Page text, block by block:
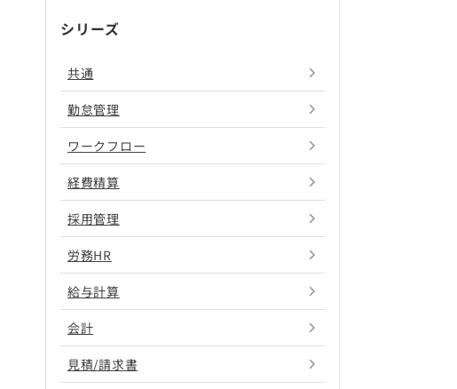
シリーズ
共通
勤怠管理
ワークフロー
経費精算
採用管理
労務HR
給与計算
会計
見積/請求書